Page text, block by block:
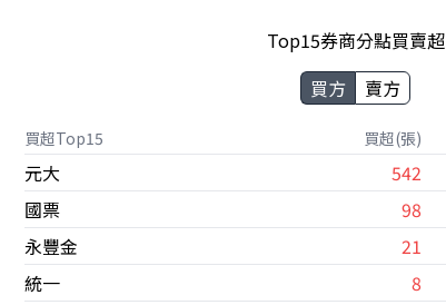
Top15券商分點買賣超
買方
賣方
買超Top15 買超(張)
元大 542
國票
98
永豐金
21
統一
8